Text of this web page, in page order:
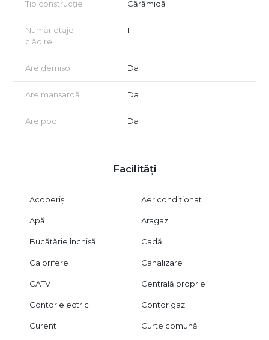
Tip construcție Cărămidă
Număr etaje
clădire
1
Are demisol Da
Are mansardă Da
Are pod Da
Facilități
Acoperiș Aer condiționat
Apă Aragaz
Bucătărie închisă Cadă
Calorifere Canalizare
CATV Centrală proprie
Contor electric Contor gaz
Curent Curte comună